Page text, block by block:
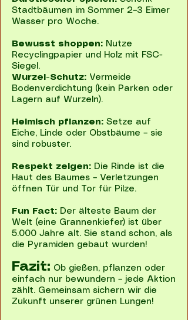
Stadtbäumen im Sommer 2–3 Eimer
Wasser pro Woche.
Bewusst shoppen: Nutze
Recyclingpapier und Holz mit FSC-
Siegel.
Wurzel-Schutz: Vermeide
Bodenverdichtung (kein Parken oder
Lagern auf Wurzeln).
Heimisch pflanzen: Setze auf
Eiche, Linde oder Obstbäume – sie
sind robuster.
Respekt zeigen: Die Rinde ist die
Haut des Baumes – Verletzungen
öffnen Tür und Tor für Pilze.
Fun Fact: Der älteste Baum der
Welt (eine Grannenkiefer) ist über
5.000 Jahre alt. Sie stand schon, als
die Pyramiden gebaut wurden!
Fazit: Ob gießen, pflanzen oder
einfach nur bewundern – jede Aktion
zählt. Gemeinsam sichern wir die
Zukunft unserer grünen Lungen!